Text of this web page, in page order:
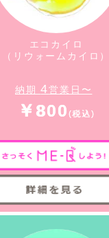
エコカイロ
（リウォームカイロ
納期4営業日〜
￥800